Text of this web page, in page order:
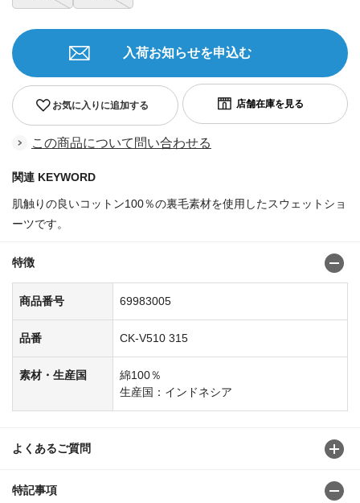
お気に入りに追加する
入荷お知らせを申込む
この商品について問い合わせる
関連 KEYWORD
肌触りの良いコットン100％の裏毛素材を使用したスウェットショ
ーツです。
特徴
商品番号 69983005
品番 CK-V510 315
素材・生産国
綿100％
生産国：インドネシア
よくあるご質問
特記事項